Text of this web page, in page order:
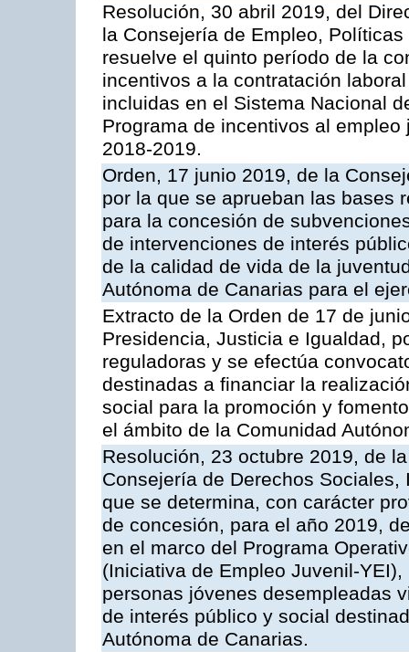
Resolución, 30 abril 2019, del
la Consejería de Empleo,
resuelve el quinto período de la
incentivos a la contratación
incluidas en el Sistema Nacional
Programa de incentivos al
2018-2019.
Orden, 17 junio 2019, de la
por la que se aprueban las bases
para la concesión de
de intervenciones de interés
de la calidad de vida de la
Autónoma de Canarias para el
Extracto de la Orden de 17 de
Presidencia, Justicia e Igualdad,
reguladoras y se efectúa
destinadas a financiar la
social para la promoción y
el ámbito de la Comunidad
Resolución, 23 octubre 2019, de
Consejería de Derechos
que se determina, con carácter
de concesión, para el año 2019,
en el marco del Programa
(Iniciativa de Empleo Juvenil-
personas jóvenes desempleadas
de interés público y social
Autónoma de Canarias.